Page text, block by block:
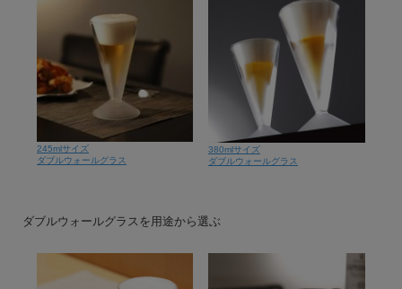
245mlサイズ
ダブルウォールグラス
380mlサイズ
ダブルウォールグラス
ダブルウォールグラスを用途から選ぶ